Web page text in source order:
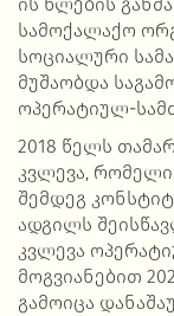
სამოქალაქო
სოციალური
მუშაობდა
ოპერატიულ-
2018 წელს
კვლევა,
შემდეგ
ადგილს
კვლევა
მოგვიანებით
გამოიცა